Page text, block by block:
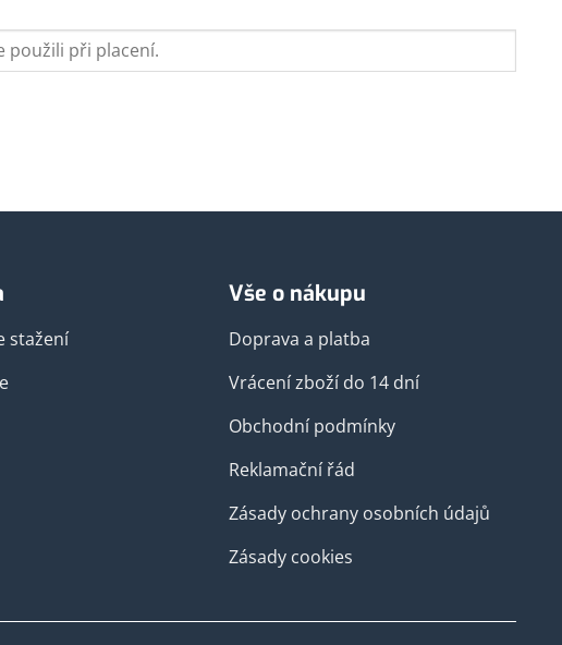
stažení
Vše o nákupu
Doprava a platba
Vrácení zboží do 14 dní
Obchodní podmínky
Reklamační řád
Zásady ochrany osobních údajů
Zásady cookies